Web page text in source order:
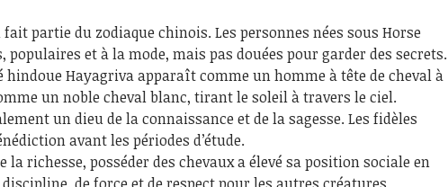
partie du zodiaque chinois. Les personnes nées sous Horse
populaires et à la mode, mais pas douées pour garder des secrets.
Hayagriva apparaît comme un homme à tête de cheval à
un noble cheval blanc, tirant le soleil à travers le ciel.
un dieu de la connaissance et de la sagesse. Les fidèles
avant les périodes d’étude.
la richesse, posséder des chevaux a élevé sa position sociale en